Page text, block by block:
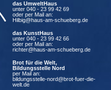
das UmweltHaus
unter 040 - 23 99 42 69
oder per Mail an:
Hilbig@haus-am-schueberg.de
das KunstHaus
unter 040 - 23 99 42 66
oder per Mail an:
richter@haus-am-schueberg.de
Brot für die Welt,
Bildungsstelle Nord
per Mail an:
bildungsstelle-nord@brot-fuer-die-
welt.de